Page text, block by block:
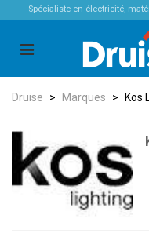
Spécialiste en électricité,
Druise > Marques > Kos